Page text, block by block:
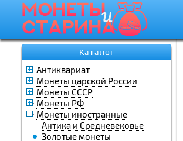
Каталог
Антиквариат
Монеты царской России
Монеты СССР
Монеты РФ
Монеты иностранные
Антика и Средневековье
Золотые монеты